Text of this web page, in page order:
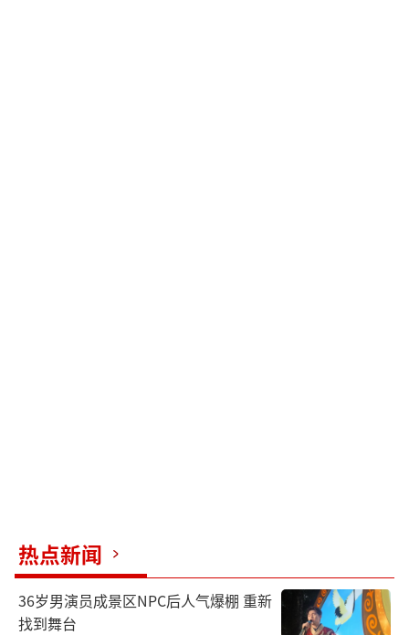
描述了当前CBA联赛中各支球队在资金投入上
的巨大差异。（责任编辑：张蕾）
热点新闻
36岁男演员成景区NPC后人气爆棚 重新
找到舞台